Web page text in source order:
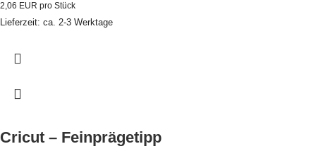
2,06 EUR pro Stück
Lieferzeit: ca. 2-3 Werktage
Cricut – Feinprägetipp